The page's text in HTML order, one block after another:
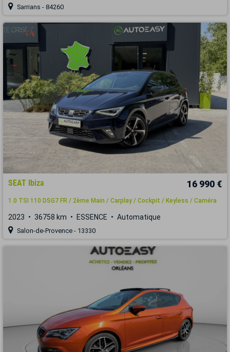
Sarrians - 84260
SEAT Ibiza 16 990 €
1.0 TSI 110 DSG7 FR / 2ème Main / Carplay / Cockpit / Keyless / Caméra
2023 36758 km ESSENCE Automatique
Salon-de-Provence - 13330